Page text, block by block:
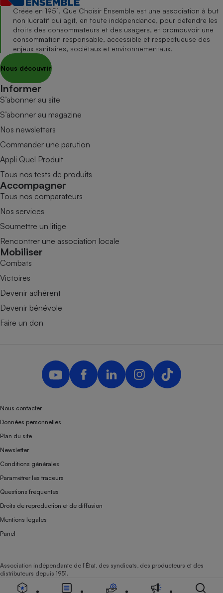
Créée en 1951, Que Choisir Ensemble est une association à but
non lucratif qui agit, en toute indépendance, pour défendre les
droits des consommateurs et des usagers, et promouvoir une
consommation responsable, accessible et respectueuse des
enjeux sanitaires, sociétaux et environnementaux.
Nous découvrir
Informer
S’abonner au site
S’abonner au magazine
Nos newsletters
Commander une parution
Appli Quel Produit
Tous nos tests de produits
Accompagner
Tous nos comparateurs
Nos services
Soumettre un litige
Rencontrer une association locale
Mobiliser
Combats
Victoires
Devenir adhérent
Devenir bénévole
Faire un don
Nous contacter
Données personnelles
Plan du site
Newsletter
Conditions générales
Paramétrer les traceurs
Questions fréquentes
Droits de reproduction et de diffusion
Mentions légales
Panel
Association indépendante de l’État, des syndicats, des producteurs et des
distributeurs depuis 1951.